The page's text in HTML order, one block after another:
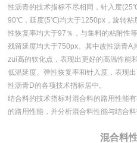
性沥青的技术指标不尽相同，针入度
90℃，延度(5℃)均大于1250px，旋转粘
性恢复率均大于97％，与集料的粘附性
残留延度均大于750px。其中改性沥青A
zui高的软化点，表现出更好的高温性能
低温延度、弹性恢复率和针入度，表现
性沥青D的各项技术指标居中。
结合料的技术指标对混合料的路用性能
的路用性能，并分析混合料性能与结合料
混合料